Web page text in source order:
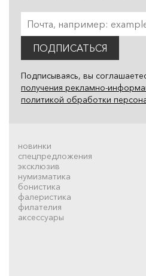
ПОДПИСАТЬСЯ
Подписываясь, вы
получения рекламно-
политикой обработки
новинки
спецпредложения
эксклюзив
нумизматика
бонистика
фалеристика
филателия
аксессуары